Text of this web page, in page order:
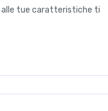
alle tue caratteristiche ti